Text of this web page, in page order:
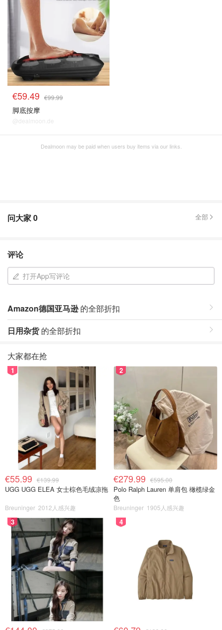
€59.49 €99.99
脚底按摩
@dealmoon.de
Dealmoon may be paid when users buy items via our links.
问大家0 全部
评论
打开App写评论
Amazon德国亚马逊的全部折扣
日用杂货的全部折扣
大家都在抢
1
€55.99 €139.99
UGG UGG ELEA 女士棕色毛绒凉拖
Breuninger 2012人感兴趣
2
€279.99 €595.00
Polo Ralph Lauren 单肩包 橄榄绿金
色
Breuninger 1905人感兴趣
3 4